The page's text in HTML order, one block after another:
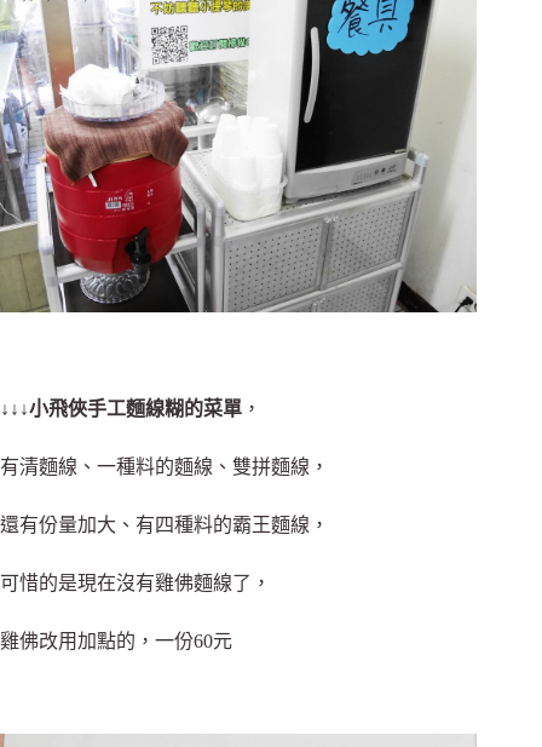
↓↓↓小飛俠手工麵線糊的菜單 ，
有清麵線、一種料的麵線、雙拼麵線，
還有份量加大、有四種料的霸王麵線，
可惜的是現在沒有雞佛麵線了，
雞佛改用加點的，一份60元